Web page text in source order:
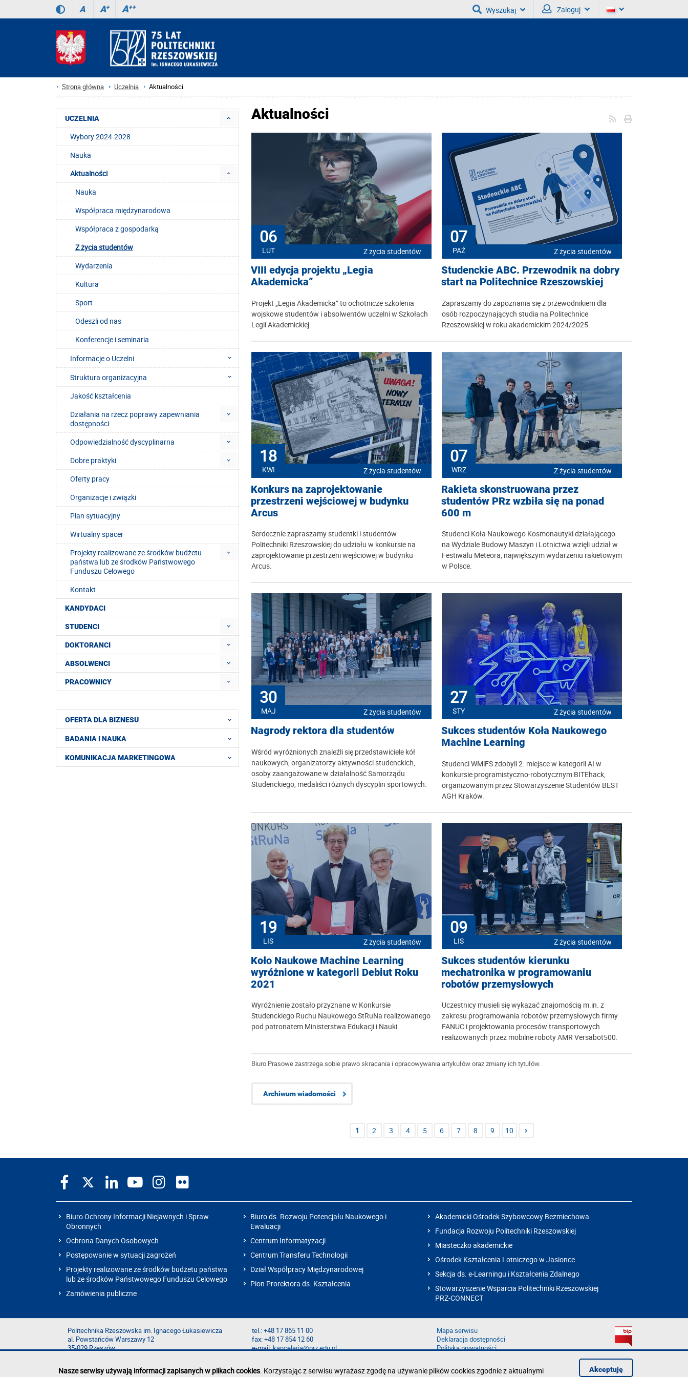
A A+ A++ Wyszukaj Zaloguj
Strona główna Uczelnia Aktualności
Aktualności
06
LUT Z życia studentów
VIII edycja projektu „Legia
Akademicka”
Projekt „Legia Akademicka” to ochotnicze szkolenia
wojskowe studentów i absolwentów uczelni w Szkołach
Legii Akademickiej.
07
PAŹ Z życia studentów
Studenckie ABC. Przewodnik na dobry
start na Politechnice Rzeszowskiej
Zapraszamy do zapoznania się z przewodnikiem dla
osób rozpoczynających studia na Politechnice
Rzeszowskiej w roku akademickim 2024/2025.
18
KWI Z życia studentów
Konkurs na zaprojektowanie
przestrzeni wejściowej w budynku
Arcus
Serdecznie zapraszamy studentki i studentów
Politechniki Rzeszowskiej do udziału w konkursie na
zaprojektowanie przestrzeni wejściowej w budynku
Arcus.
07
WRZ Z życia studentów
Rakieta skonstruowana przez
studentów PRz wzbiła się na ponad
600 m
Studenci Koła Naukowego Kosmonautyki działającego
na Wydziale Budowy Maszyn i Lotnictwa wzięli udział w
Festiwalu Meteora, największym wydarzeniu rakietowym
w Polsce.
30
MAJ Z życia studentów
Nagrody rektora dla studentów
Wśród wyróżnionych znaleźli się przedstawiciele kół
naukowych, organizatorzy aktywności studenckich,
osoby zaangażowane w działalność Samorządu
Studenckiego, medaliści różnych dyscyplin sportowych.
27
STY Z życia studentów
Sukces studentów Koła Naukowego
Machine Learning
Studenci WMiFS zdobyli 2. miejsce w kategorii AI w
konkursie programistyczno-robotycznym BITEhack,
organizowanym przez Stowarzyszenie Studentów BEST
AGH Kraków.
19
LIS Z życia studentów
Koło Naukowe Machine Learning
wyróżnione w kategorii Debiut Roku
2021
Wyróżnienie zostało przyznane w Konkursie
Studenckiego Ruchu Naukowego StRuNa realizowanego
pod patronatem Ministerstwa Edukacji i Nauki.
09
LIS Z życia studentów
Sukces studentów kierunku
mechatronika w programowaniu
robotów przemysłowych
Uczestnicy musieli się wykazać znajomością m.in. z
zakresu programowania robotów przemysłowych firmy
FANUC i projektowania procesów transportowych
realizowanych przez mobilne roboty AMR Versabot500.
Biuro Prasowe zastrzega sobie prawo skracania i opracowywania artykułów oraz zmiany ich tytułów.
Archiwum wiadomości
1 2 3 4 5 6 7 8 9 10
UCZELNIA
Wybory 2024-2028
Nauka
Aktualności
Nauka
Współpraca międzynarodowa
Współpraca z gospodarką
Z życia studentów
Wydarzenia
Kultura
Sport
Odeszli od nas
Konferencje i seminaria
Informacje o Uczelni
Struktura organizacyjna
Jakość kształcenia
Działania na rzecz poprawy zapewniania
dostępności
Odpowiedzialność dyscyplinarna
Dobre praktyki
Oferty pracy
Organizacje i związki
Plan sytuacyjny
Wirtualny spacer
Projekty realizowane ze środków budżetu
państwa lub ze środków Państwowego
Funduszu Celowego
Kontakt
KANDYDACI
STUDENCI
DOKTORANCI
ABSOLWENCI
PRACOWNICY
OFERTA DLA BIZNESU
BADANIA I NAUKA
KOMUNIKACJA MARKETINGOWA
Biuro Ochrony Informacji Niejawnych i Spraw
Obronnych
Ochrona Danych Osobowych
Postępowanie w sytuacji zagrożeń
Projekty realizowane ze środków budżetu państwa
lub ze środków Państwowego Funduszu Celowego
Zamówienia publiczne
Biuro ds. Rozwoju Potencjału Naukowego i
Ewaluacji
Centrum Informatyzacji
Centrum Transferu Technologii
Dział Współpracy Międzynarodowej
Pion Prorektora ds. Kształcenia
Akademicki Ośrodek Szybowcowy Bezmiechowa
Fundacja Rozwoju Politechniki Rzeszowskiej
Miasteczko akademickie
Ośrodek Kształcenia Lotniczego w Jasionce
Sekcja ds. e-Learningu i Kształcenia Zdalnego
Stowarzyszenie Wsparcia Politechniki Rzeszowskiej
PRZ-CONNECT
Politechnika Rzeszowska im. Ignacego Łukasiewicza
al. Powstańców Warszawy 12
35-029 Rzeszów
tel.: +48 17 865 11 00
fax: +48 17 854 12 60
e-mail:kancelaria@prz.edu.pl
Mapa serwisu
Deklaracja dostępności
Polityka prywatności
Nasze serwisy używają informacji zapisanych w plikach cookies. Korzystając z serwisu wyrażasz zgodę na używanie plików cookies zgodnie z aktualnymi
Akceptuję